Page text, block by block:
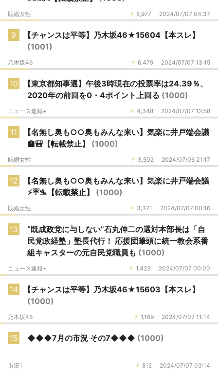
8,977 2024/07/07 04:37
既婚女性
9
【チャンスは平等】乃木坂46★15604【本スレ】
(1001)
6,479 2024/07/07 13:15
乃木坂46
10
【東京都知事選】午後3時現在の投票率は24.39％、
2020年の前回を0・4ポイント上回る (1000)
4,348 2024/07/07 12:58
ニュース速報+
11
【名無し奥も○○奥もみんな来い】気楽に井戸端会議
🏫🎒【転載禁止】 (1000)
3,502 2024/07/06 21:17
既婚女性
12
【名無し奥も○○奥もみんな来い】気楽に井戸端会議
⚡☔🛬【転載禁止】 (1000)
3,371 2024/07/07 00:16
既婚女性
13
“既成政党に与しない”石丸伸二の選対本部長は「自
民党政経塾」塾長代行！ 応援団筆頭に統一教会系番
組キャスターの元自民党職員も (1000)
1,423 2024/07/07 00:00
ニュース速報+
14
【チャンスは平等】乃木坂46★15603【本スレ】
(1000)
1,169 2024/07/07 11:14
乃木坂46
15 ◆◆◆7月の市況 その7◆◆◆ (1000)
812 2024/07/07 03:14
市況1